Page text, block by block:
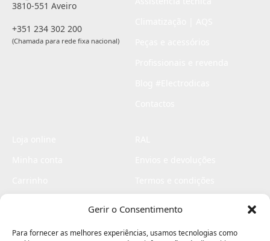
Gerir o Consentimento
Para fornecer as melhores experiências, usamos tecnologias como
3810-551 Aveiro
+351 234 302 200
(Chamada para rede fixa nacional)